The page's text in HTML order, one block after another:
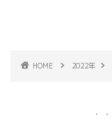
HOME 2022年